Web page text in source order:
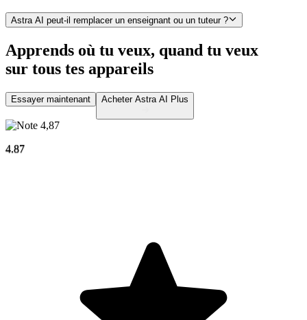
Astra AI peut-il remplacer un enseignant ou un tuteur ?
Apprends où tu veux, quand tu veux
sur tous tes appareils
Essayer maintenant Acheter Astra AI Plus
4.87